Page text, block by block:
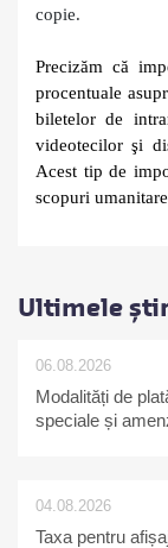
copie.
Precizăm că
procentuale
biletelor de
videotecilor şi
Acest tip de
scopuri
Ultimele
06.08.2026
Modalități de
speciale și
04.08.2026
Taxa pentru